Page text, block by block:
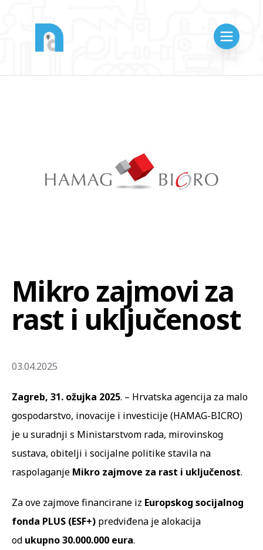
Mikro zajmovi za
rast i uključenost
03.04.2025
Zagreb, 31. ožujka 2025. – Hrvatska agencija za malo
gospodarstvo, inovacije i investicije (HAMAG-BICRO)
je u suradnji s Ministarstvom rada, mirovinskog
sustava, obitelji i socijalne politike stavila na
raspolaganje Mikro zajmove za rast i uključenost.
Za ove zajmove financirane iz Europskog socijalnog
fonda PLUS (ESF+) predviđena je alokacija
od ukupno30.000.000 eura.